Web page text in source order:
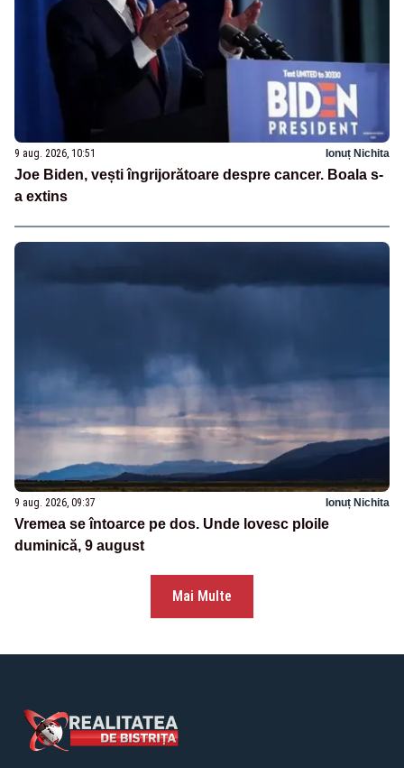
9 aug. 2026, 10:51 Ionuț Nichita
Joe Biden, vești îngrijorătoare despre cancer. Boala s-
a extins
9 aug. 2026, 09:37 Ionuț Nichita
Vremea se întoarce pe dos. Unde lovesc ploile
duminică, 9 august
Mai Multe